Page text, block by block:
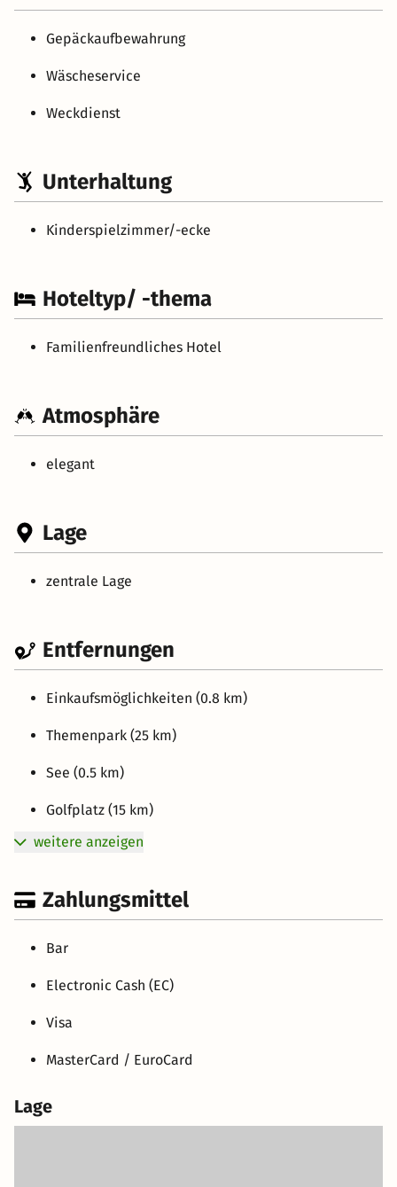
Gepäckaufbewahrung
Wäscheservice
Weckdienst
Unterhaltung
Kinderspielzimmer/-ecke
Hoteltyp/ -thema
Familienfreundliches Hotel
Atmosphäre
elegant
Lage
zentrale Lage
Entfernungen
Einkaufsmöglichkeiten (0.8 km)
Themenpark (25 km)
See (0.5 km)
Golfplatz (15 km)
weitere anzeigen
Zahlungsmittel
Bar
Electronic Cash (EC)
Visa
MasterCard / EuroCard
Lage